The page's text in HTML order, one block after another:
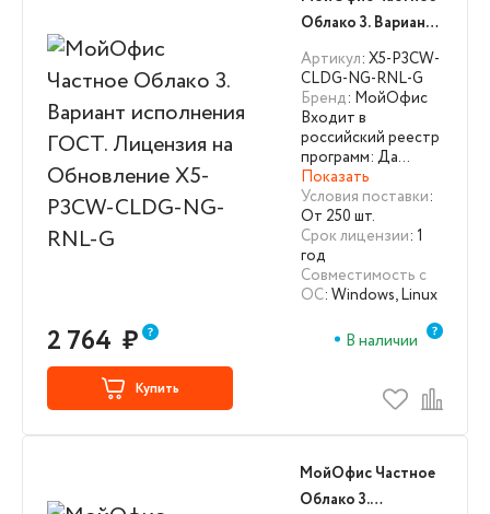
Облако 3. Вариант
исполнения ГОСТ.
Лицензия на
Обновление X5-
P3CW-CLDG-NG-
RNL-G
Артикул: X5-P3CW-
CLDG-NG-RNL-G
Бренд: МойОфис
Входит в
российский реестр
программ: Да…
Показать
Условия поставки:
От 250 шт.
Срок лицензии: 1
год
Совместимость с
ОС: Windows, Linux
2 764 ₽ В наличии
Купить
МойОфис Частное
Облако 3.